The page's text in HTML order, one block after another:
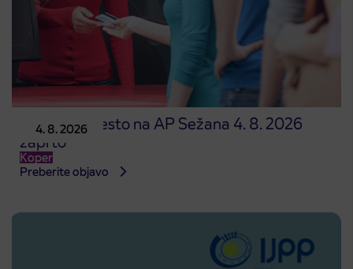
4. 8. 2026
Prodajno mesto na AP Sežana 4. 8. 2026
zaprto
Koper
Preberite objavo